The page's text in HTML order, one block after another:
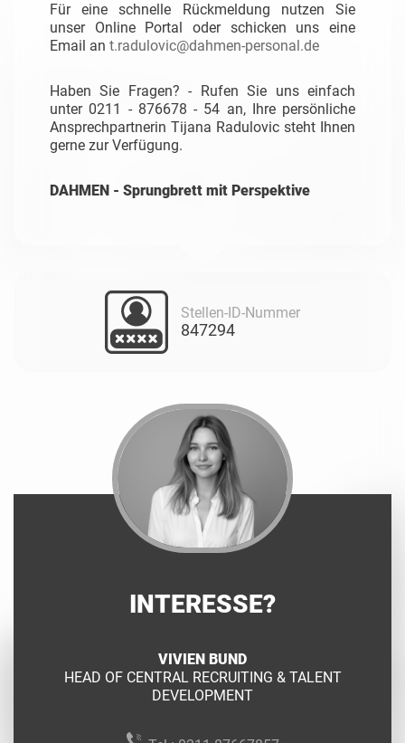
Für eine schnelle Rückmeldung nutzen Sie
unser Online Portal oder schicken uns eine
Email an t.radulovic@dahmen-personal.de
Haben Sie Fragen? - Rufen Sie uns einfach
unter 0211 - 876678 - 54 an, Ihre persönliche
Ansprechpartnerin Tijana Radulovic steht Ihnen
gerne zur Verfügung.
DAHMEN - Sprungbrett mit Perspektive
Stellen-ID-Nummer
847294
INTERESSE?
VIVIEN BUND
HEAD OF CENTRAL RECRUITING & TALENT
DEVELOPMENT